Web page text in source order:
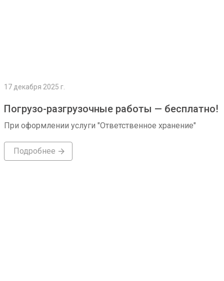
17 декабря 2025 г.
Погрузо-разгрузочные работы — бесплатно!
При оформлении услуги "Ответственное хранение"
Подробнее